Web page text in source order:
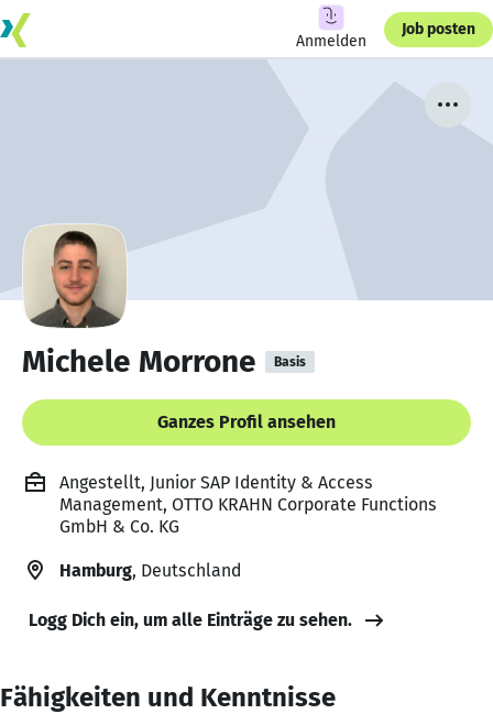
Anmelden
Job posten
Michele Morrone Basis
Ganzes Profil ansehen
Angestellt, Junior SAP Identity & Access
Management, OTTO KRAHN Corporate Functions
GmbH & Co. KG
Hamburg, Deutschland
Logg Dich ein, um alle Einträge zu sehen.
Fähigkeiten und Kenntnisse